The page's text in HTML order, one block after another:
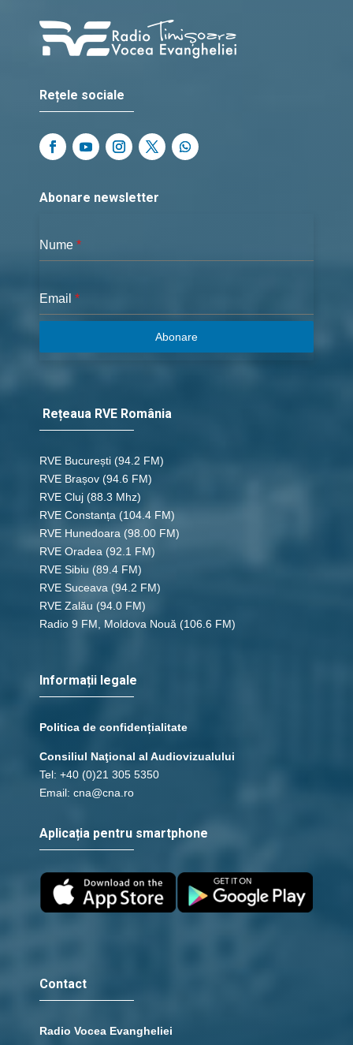
Rețele sociale
Abonare newsletter
Nume *
Email *
Abonare
Rețeaua RVE România
RVE București (94.2 FM)
RVE Brașov (94.6 FM)
RVE Cluj (88.3 Mhz)
RVE Constanța (104.4 FM)
RVE Hunedoara (98.00 FM)
RVE Oradea (92.1 FM)
RVE Sibiu (89.4 FM)
RVE Suceava (94.2 FM)
RVE Zalău (94.0 FM)
Radio 9 FM, Moldova Nouă (106.6 FM)
Informații legale
Politica de confidențialitate
Consiliul Naţional al Audiovizualului
Tel: +40 (0)21 305 5350
Email: cna@cna.ro
Aplicația pentru smartphone
Contact
Radio Vocea Evangheliei